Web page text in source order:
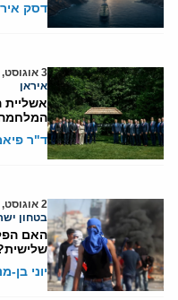
דסק
3 אוגוסט, 2026
איראן
אשליית
ד"ר
2 אוגוסט, 2026
בטחון
האם
יוני בן-